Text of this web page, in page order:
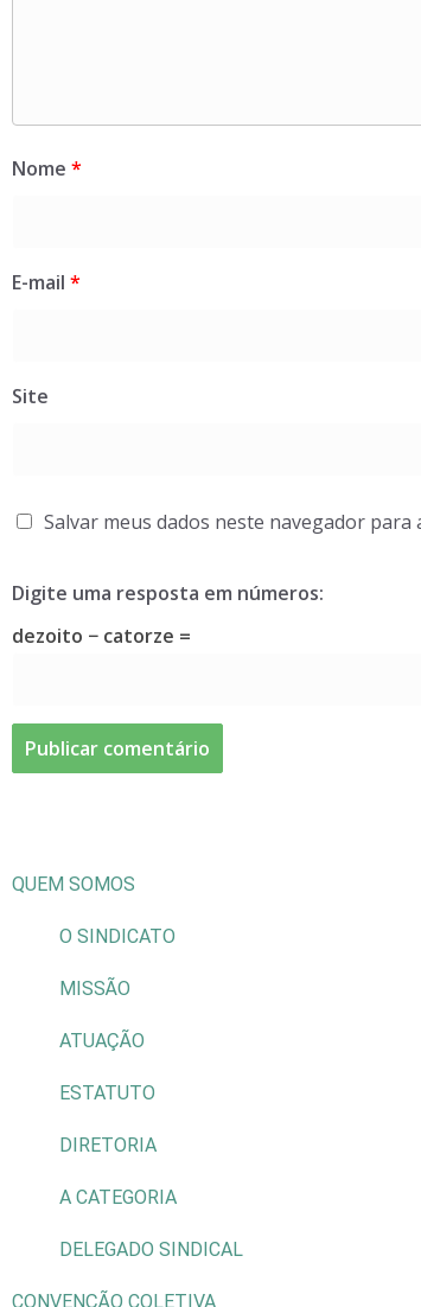
Nome *
E-mail *
Site
Salvar meus dados neste navegador
Digite uma resposta em números:
dezoito − catorze =
QUEM SOMOS
O SINDICATO
MISSÃO
ATUAÇÃO
ESTATUTO
DIRETORIA
A CATEGORIA
DELEGADO SINDICAL
CONVENÇÃO COLETIVA